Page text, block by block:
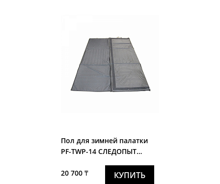
Пол для зимней палатки
PF-TWР-14 СЛЕДОПЫТ
20 700 ₸
КУПИТЬ